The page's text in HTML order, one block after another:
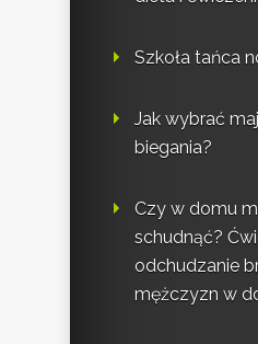
Szkoła tańca
Jak wybrać
biegania?
Czy w domu
schudnąć?
odchudzanie
mężczyzn w